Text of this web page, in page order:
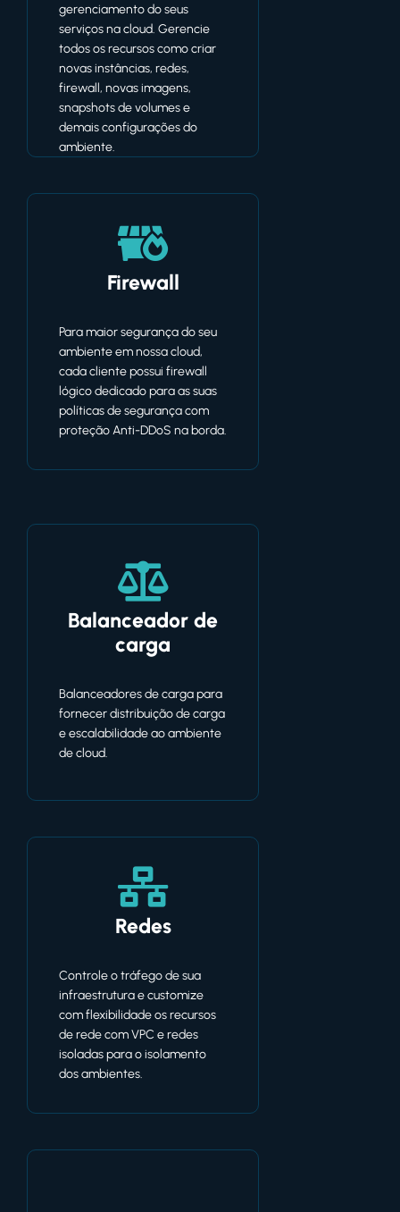
gerenciamento do seus
serviços na cloud. Gerencie
todos os recursos como criar
novas instâncias, redes,
firewall, novas imagens,
snapshots de volumes e
demais configurações do
ambiente.
Firewall
Para maior segurança do seu
ambiente em nossa cloud,
cada cliente possui firewall
lógico dedicado para as suas
políticas de segurança com
proteção Anti-DDoS na borda.
Balanceador de
carga
Balanceadores de carga para
fornecer distribuição de carga
e escalabilidade ao ambiente
de cloud.
Redes
Controle o tráfego de sua
infraestrutura e customize
com flexibilidade os recursos
de rede com VPC e redes
isoladas para o isolamento
dos ambientes.